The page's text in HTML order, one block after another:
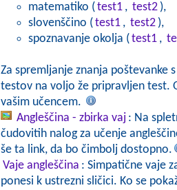
matematiko (test1 , test2 ),
slovenščino (test1 , test2 ),
spoznavanje okolja (test1 ,
Za spremljanje znanja poštevanke
testov na voljo že pripravljen test.
vašim učencem.
Angleščina - zbirka vaj : Na
čudovitih nalog za učenje
še ta link, da bo čimbolj dostopno.
Vaje angleščina : Simpatične vaje
ponesi k ustrezni sličici. Ko se